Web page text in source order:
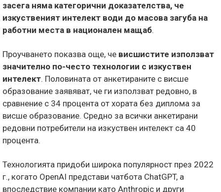
засега няма категорични доказателства, че
изкуственият интелект води до масова загуба на
работни места в национален мащаб.
Проучването показва още, че висшистите използват
значително по-често технологии с изкуствен
интелект. Половината от анкетираните с висше
образование заявяват, че ги използват редовно, в
сравнение с 34 процента от хората без диплома за
висше образование. Средно за всички анкетирани
редовни потребители на изкуствен интелект са 40
процента.
Технологията придоби широка популярност през 2022
г., когато OpenAI представи чатбота ChatGPT, а
впоследствие компании като Anthropic и други